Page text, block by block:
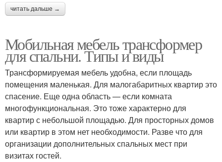
читать дальше →
Мобильная мебель трансформер
для спальни. Типы и виды
Трансформируемая мебель удобна, если площадь
помещения маленькая. Для малогабаритных квартир это
спасение. Еще одна область — если комната
многофункциональная. Это тоже характерно для
квартир с небольшой площадью. Для просторных домов
или квартир в этом нет необходимости. Разве что для
организации дополнительных спальных мест при
визитах гостей.